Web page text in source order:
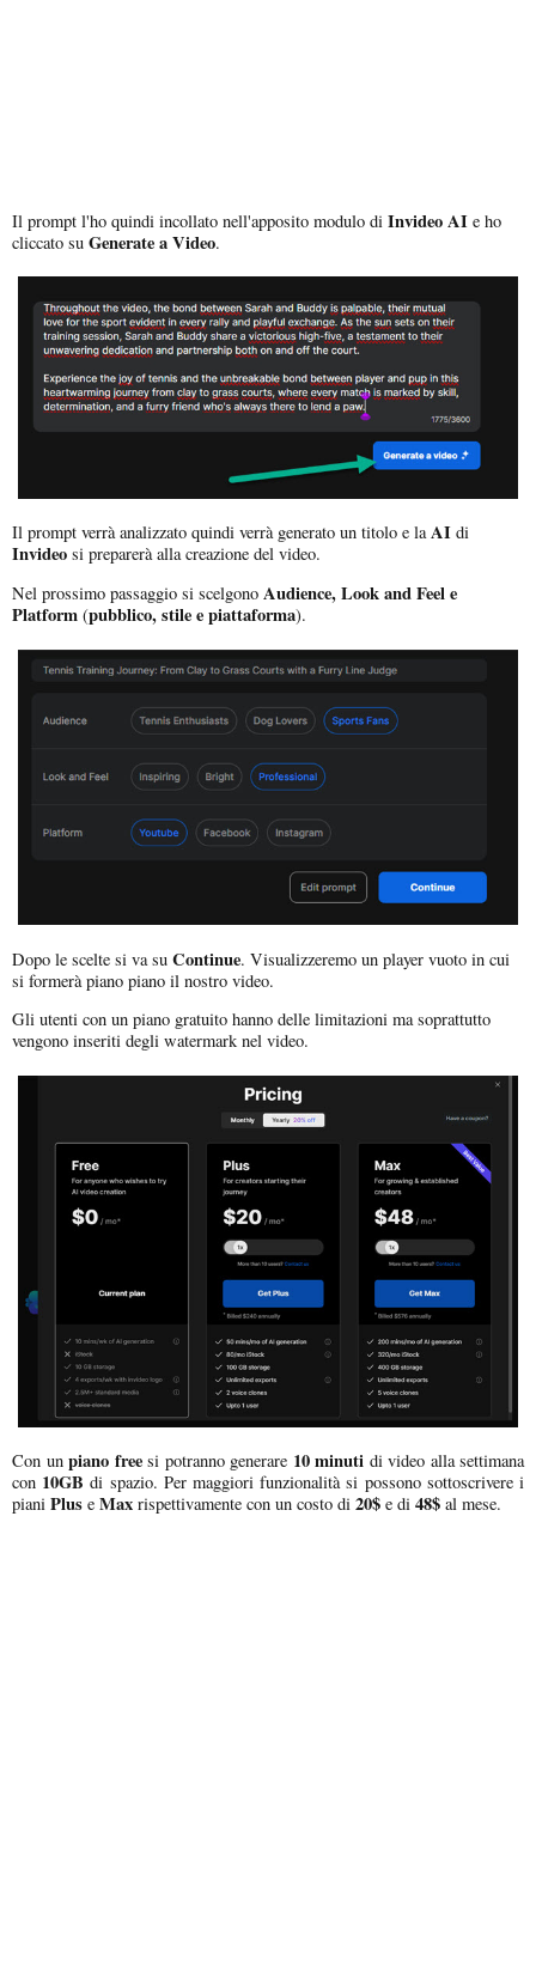
Il prompt l'ho quindi incollato nell'apposito modulo di Invideo AI e ho
cliccato su Generate a Video.
Il prompt verrà analizzato quindi verrà generato un titolo e laAI di
Invideo si preparerà alla creazione del video.
Nel prossimo passaggio si scelgono Audience, Look and Feel e
Platform (pubblico, stile e piattaforma).
Dopo le scelte si va su Continue. Visualizzeremo un player vuoto in cui
si formerà piano piano il nostro video.
Gli utenti con un piano gratuito hanno delle limitazioni ma soprattutto
vengono inseriti degli watermark nel video.
Con un piano freesi potranno generare 10 minuti di video alla settimana
con 10GB di spazio. Per maggiori funzionalità si possono sottoscrivere i
piani Plus e Max rispettivamente con un costo di 20$ e di 48$ al mese.